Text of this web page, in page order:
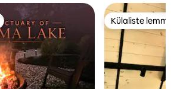
Külaliste lemmik
Külaliste lemmik